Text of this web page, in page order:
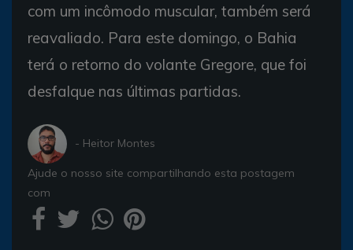
com um incômodo muscular, também será
reavaliado. Para este domingo, o Bahia
terá o retorno do volante Gregore, que foi
desfalque nas últimas partidas.
- Heitor Montes
Ajude o nosso site compartilhando esta postagem
com